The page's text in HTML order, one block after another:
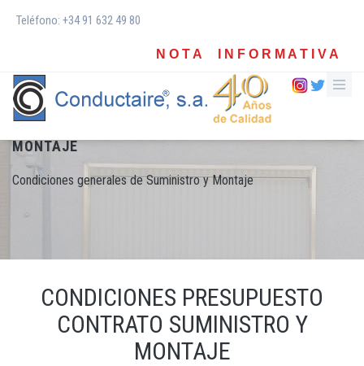
Teléfono: +34 91 632 49 80
N O T A I N F O R M A T I V A
MONTAJE
Condiciones generales de Suministro y Montaje
CONDICIONES PRESUPUESTO
CONTRATO SUMINISTRO Y
MONTAJE